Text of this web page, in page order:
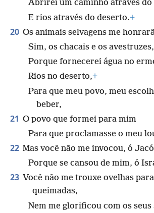
Abrirei um caminho através do
E rios através do deserto.+
20 Os animais selvagens me
Sim, os chacais e os avestruzes,
Porque fornecerei água no
Rios no deserto,+
Para que meu povo, meu
beber,
21 O povo que formei para mim
Para que proclamasse o meu
22 Mas você não me invocou, ó
Porque se cansou de mim, ó
23 Você não me trouxe ovelhas
queimadas,
Nem me glorificou com os